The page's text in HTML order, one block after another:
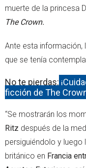
muerte de la princesa
The Crown.
Ante esta información,
que se tenía
No te pierdas:
ficción de The
“Se mostrarán los
Ritz después de la
persiguiéndolo y
británico en Francia